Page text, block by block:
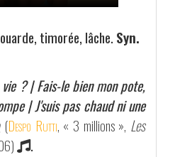
timorée, lâche. Syn.
? | Fais-le bien mon pote,
| J'suis pas chaud ni une
(Despo Rutti, « 3 millions », Les
.